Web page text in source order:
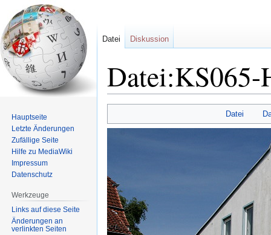
Datei:KS065-
Navigation
Suche
Datei
Datei Diskussion
Hauptseite
Letzte Änderungen
Zufällige Seite
Hilfe zu MediaWiki
Impressum
Datenschutz
Werkzeuge
Links auf diese Seite
Änderungen an
verlinkten Seiten